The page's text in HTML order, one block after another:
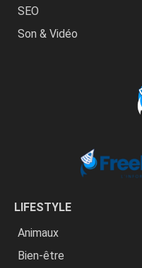
SEO
Son & Vidéo
LIFESTYLE
Animaux
Bien-être